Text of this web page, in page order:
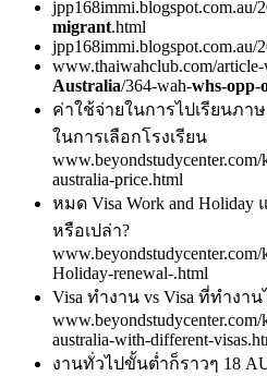
jpp168immi.blogspot.com.au/
migrant.html
jpp168immi.blogspot.com.au/
www.thaiwahclub.com/
Australia/364-wah-whs-opp-
ค่าใช้จ่ายในการไปเรียนภา
ในการเลือกโรงเรียน
australia-price.html
หมด Visa Work and Holiday
หรือเปล่า?
Holiday-renewal-.html
Visa ทำงาน vs Visa ที่ทำงา
australia-with-different-
งานทั่วไปขั้นต่ำก็ราวๆ 18